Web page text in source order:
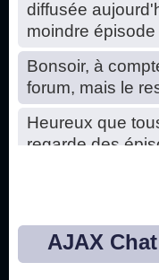
diffusée
moindre
Bonsoir, à
forum, mais le
Heureux que
regarde des
Bon, 2020, ça
AJAX Chat